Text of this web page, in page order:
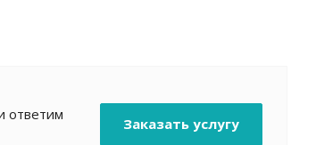
ответим
Заказать услугу